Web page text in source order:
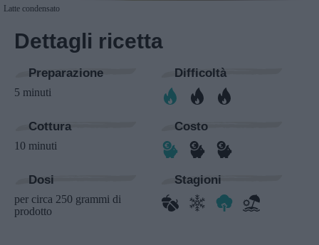
Latte condensato
Dettagli ricetta
Preparazione
5 minuti
Difficoltà
Cottura
10 minuti
Costo
Dosi
per circa 250 grammi di
prodotto
Stagioni